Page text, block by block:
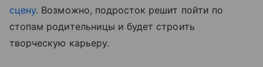
сцену. Возможно, подросток решит пойти по
стопам родительницы и будет строить
творческую карьеру.